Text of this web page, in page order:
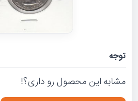
توجه
مشابه این محصول رو داری؟!